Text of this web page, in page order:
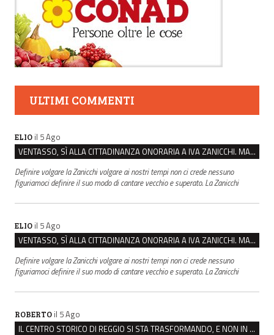
ULTIMI COMMENTI
ELIO il 5 Ago
VENTASSO, SÌ ALLA CITTADINANZA ONORARIA A IVA ZANICCHI. MA BARGIACCHI: “È DI PESSIMO GUSTO”
Definire volgare la Zanicchi volgare ai nostri tempi non ci crede nessuno
figuriamoci definire il suo modo di cantare vecchio e superato. La Zanicchi
ELIO il 5 Ago
VENTASSO, SÌ ALLA CITTADINANZA ONORARIA A IVA ZANICCHI. MA BARGIACCHI: “È DI PESSIMO GUSTO”
Definire volgare la Zanicchi volgare ai nostri tempi non ci crede nessuno
figuriamoci definire il suo modo di cantare vecchio e superato. La Zanicchi
ROBERTO il 5 Ago
IL CENTRO STORICO DI REGGIO SI STA TRASFORMANDO, E NON IN MEGLIO